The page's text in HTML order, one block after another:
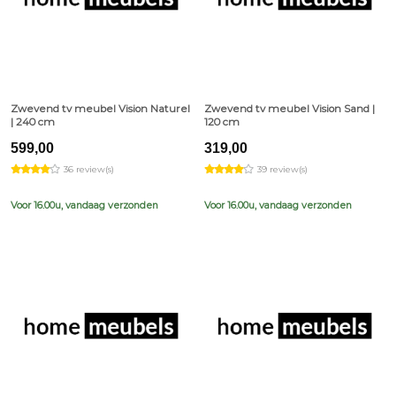
Zwevend tv meubel Vision Naturel
| 240 cm
599,00
36 review(s)
Voor 16.00u, vandaag verzonden
Zwevend tv meubel Vision Sand |
120 cm
319,00
39 review(s)
Voor 16.00u, vandaag verzonden